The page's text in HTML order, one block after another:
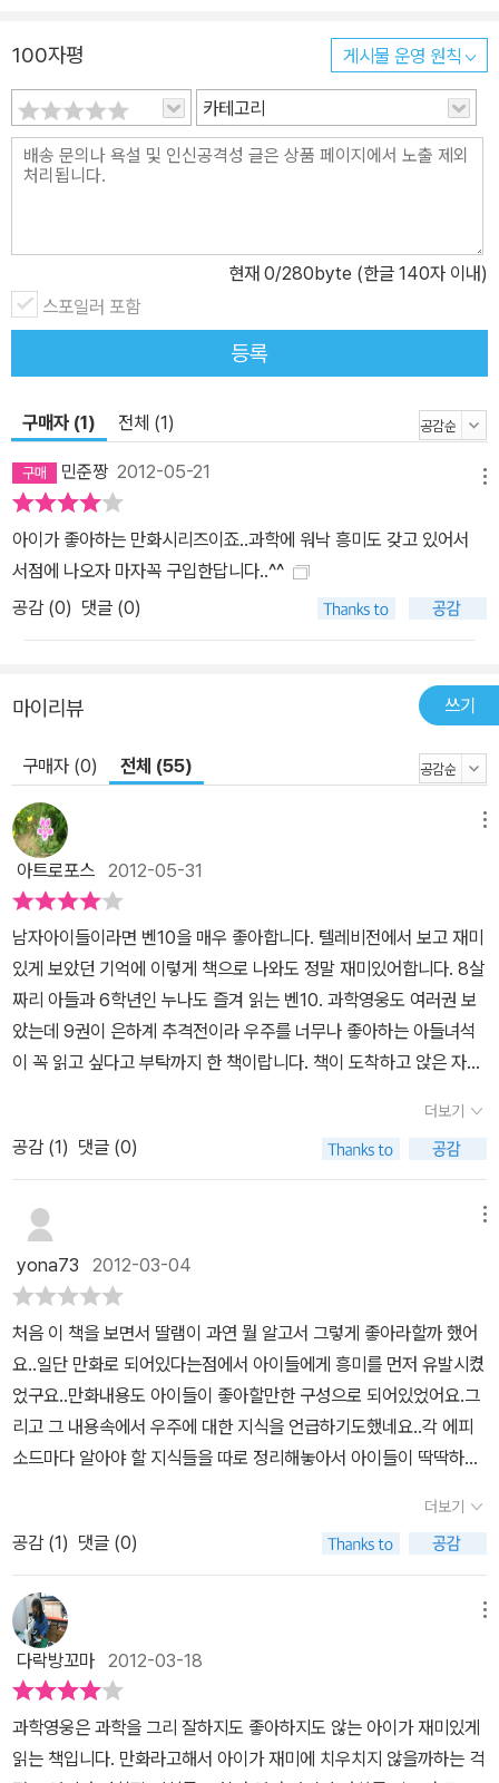
100자평 게시물 운영 원칙
카테고리
현재 0/280byte (한글 140자 이내)
스포일러 포함
등록
구매자 (1) 전체 (1)
민준짱 2012-05-21
아이가 좋아하는 만화시리즈이죠..과학에 워낙 흥미도 갖고 있어서
서점에 나오자 마자꼭 구입한답니다..^^
공감 (0) 댓글 (0)
마이리뷰 쓰기
구매자 (0) 전체 (55)
아트로포스 2012-05-31
남자아이들이라면 벤10을 매우 좋아합니다. 텔레비전에서 보고 재미
있게 보았던 기억에 이렇게 책으로 나와도 정말 재미있어합니다. 8살
짜리 아들과 6학년인 누나도 즐겨 읽는 벤10. 과학영웅도 여러권 보
았는데 9권이 은하계 추격전이라 우주를 너무나 좋아하는 아들녀석
이 꼭 읽고 싶다고 부탁까지 한 책이랍니다. 책이 도착하고 앉은 자리
나면 끼고 앉아 읽는 과학영웅9권. 어떤 내용인가 싶어 꺼내어 읽어
보다 어른인 저도 끝까지 다 읽어버렸습니다. 벤10이 중간에 변신하
는 장면이 항상 통쾌하지요. 위기의 순간에 괴물이긴 하지만 멋지게
위기를 모면하는 모습이 영웅이라는 단어가 딱 생각나네요. 이번에는
보다 덜 징그럽고 귀여웠(?)습니다. 우주의 대악당들이 토성으로 몰
려들고 있는데 벤은 토성을 지킬 수 있을까요! 그 와중에 지구폭발까
지는 4일밖에 남지 않았습니다. 흥미진진한 벤10은 만화책이면서 학
습적인 면도 갖추고 있어서 더욱 좋은데 만화책이 꼭 애니메이션의
장면들을 보는 것처럼 입체적이고 색감이 화려합니다. 만화체도 이뻐
서 여자아이들도 멋지게 그려졌습니다. 은하 패트롤 함선의 등장에선
아들이 우와~ 하며 좋아하네요. 역시 우주선에 푹 빠진 녀석답습니
다. 하늘에 보이는 은하. 은하의 크기, 은하에 대한 여러가지 설명들
이 책 중간에 매우 잘 나와있습니다. 멋진 우주를 그린 그림이나 사진
매우 풍부합니다. 딱 하나 너무 멋진 그림과 색감을 칠하려니 너무 밝
은 레이저빛 같은 것이 많이 나와서 눈이 조금 피로합니다. 아주 어린
아이들에게는 보여주지 말고 초등학생들에게 어울릴 것 같습니다. 너
무나 재미있고 흥미진진한 벤10. 우주에 대한 모든 것도 익힐 수 있는
시간이었습니다.
더보기
공감 (1) 댓글 (0)
yona73 2012-03-04
처음 이 책을 보면서 딸램이 과연 뭘 알고서 그렇게 좋아라할까 했어
요..일단 만화로 되어있다는점에서 아이들에게 흥미를 먼저 유발시켰
었구요..만화내용도 아이들이 좋아할만한 구성으로 되어있었어요.그
리고 그 내용속에서 우주에 대한 지식을 언급하기도했네요..각 에피
소드마다 알아야 할 지식들을 따로 정리해놓아서 아이들이 딱딱하지
지...그 워크북에는 이미 정리해놓았던 지식들을 다시 복습할 수 있는
기회가 되었구요...참고할수 있는 페이지까지 나와있어서 행여나 잘
모르겠다하더라도 다시 살펴볼수도 있었어요.학부모를 위한 지침(해
답)까지 있어서 부모님도 함께 할수 있겠더라구요..초등생들을 대상
으로 하는 잡지정도의 책 재질이었고 딸램이 넘 꼭꼭 끼고만 있어서
쉽게 닳는건 아닐런지..ㅎㅎ과학을 그닥 안좋아하는 아이라도 쉽게
읽어갈수 있겠단 생각도 들었습니다.
더보기
공감 (1) 댓글 (0)
다락방꼬마 2012-03-18
과학영웅은 과학을 그리 잘하지도 좋아하지도 않는 아이가 재미있게
읽는 책입니다. 만화라고해서 아이가 재미에 치우치지 않을까하는 걱